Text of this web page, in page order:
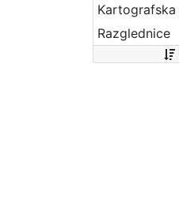
Kartografska
Razglednice